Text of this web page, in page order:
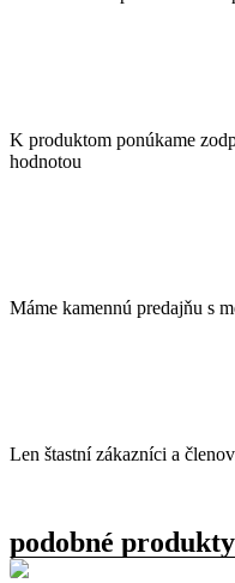
K produktom ponúkame
hodnotou
Máme kamennú predajňu s
Len štastní zákazníci a
podobné produkty